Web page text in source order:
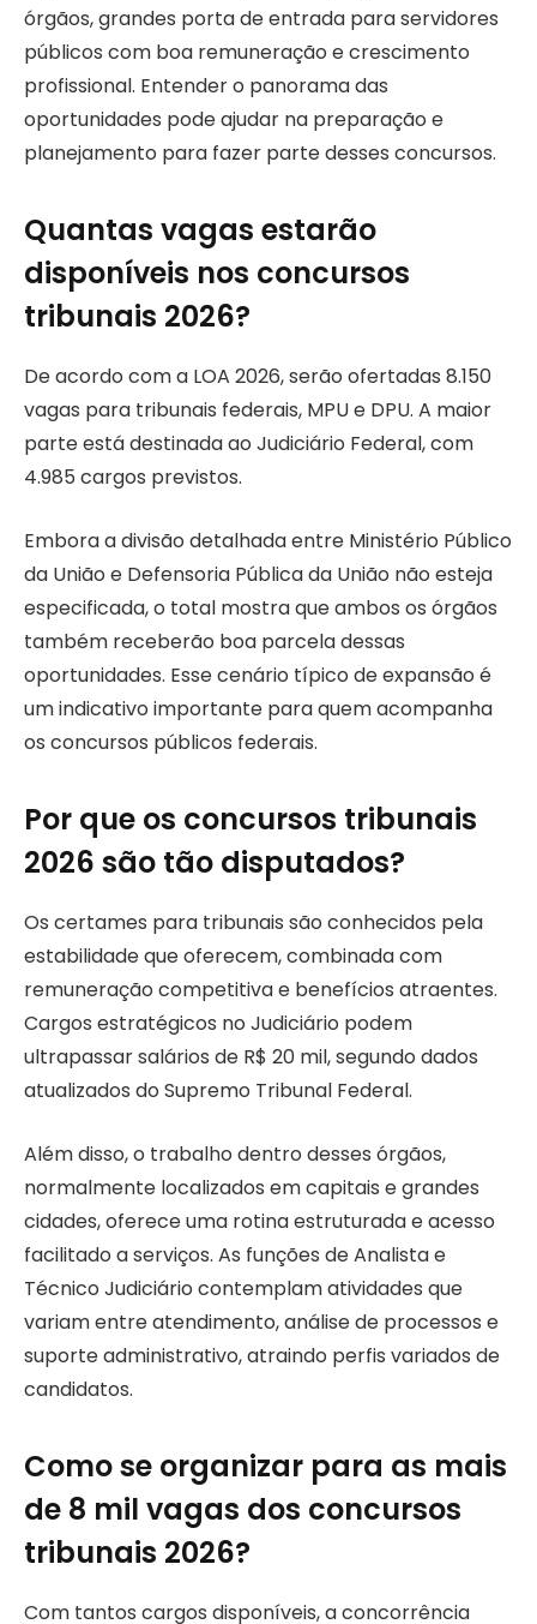
órgãos, grandes porta de entrada para servidores
públicos com boa remuneração e crescimento
profissional. Entender o panorama das
oportunidades pode ajudar na preparação e
planejamento para fazer parte desses concursos.
Quantas vagas estarão
disponíveis nos concursos
tribunais 2026?
De acordo com a LOA 2026, serão ofertadas 8.150
vagas para tribunais federais, MPU e DPU. A maior
parte está destinada ao Judiciário Federal, com
4.985 cargos previstos.
Embora a divisão detalhada entre Ministério Público
da União e Defensoria Pública da União não esteja
especificada, o total mostra que ambos os órgãos
também receberão boa parcela dessas
oportunidades. Esse cenário típico de expansão é
um indicativo importante para quem acompanha
os concursos públicos federais.
Por que os concursos tribunais
2026 são tão disputados?
Os certames para tribunais são conhecidos pela
estabilidade que oferecem, combinada com
remuneração competitiva e benefícios atraentes.
Cargos estratégicos no Judiciário podem
ultrapassar salários de R$ 20 mil, segundo dados
atualizados do Supremo Tribunal Federal.
Além disso, o trabalho dentro desses órgãos,
normalmente localizados em capitais e grandes
cidades, oferece uma rotina estruturada e acesso
facilitado a serviços. As funções de Analista e
Técnico Judiciário contemplam atividades que
variam entre atendimento, análise de processos e
suporte administrativo, atraindo perfis variados de
candidatos.
Como se organizar para as mais
de 8 mil vagas dos concursos
tribunais 2026?
Com tantos cargos disponíveis, a concorrência